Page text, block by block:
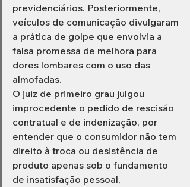
previdenciários. Posteriormente,
veículos de comunicação divulgaram
a prática de golpe que envolvia a
falsa promessa de melhora para
dores lombares com o uso das
almofadas.
O juiz de primeiro grau julgou
improcedente o pedido de rescisão
contratual e de indenização, por
entender que o consumidor não tem
direito à troca ou desistência de
produto apenas sob o fundamento
de insatisfação pessoal,